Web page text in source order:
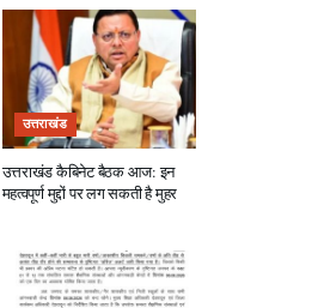
उत्तराखंड
उत्तराखंड कैबिनेट बैठक आज: इन
महत्वपूर्ण मुद्दों पर लग सकती है मुहर